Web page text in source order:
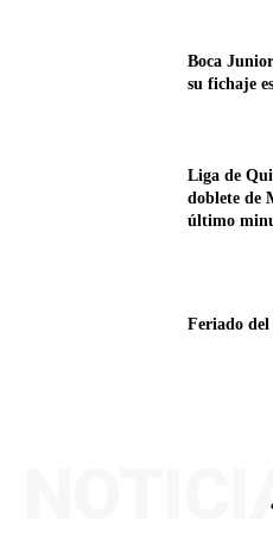
Boca
su fichaje
Liga de
doblete de
último
Feriado del